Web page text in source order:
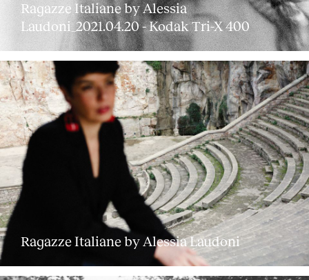
Servicios
Ragazze Italiane by Alessia
Laudoni_2021.04.20 - Kodak Tri-X 400
Ragazze Italiane by Alessia Laudoni